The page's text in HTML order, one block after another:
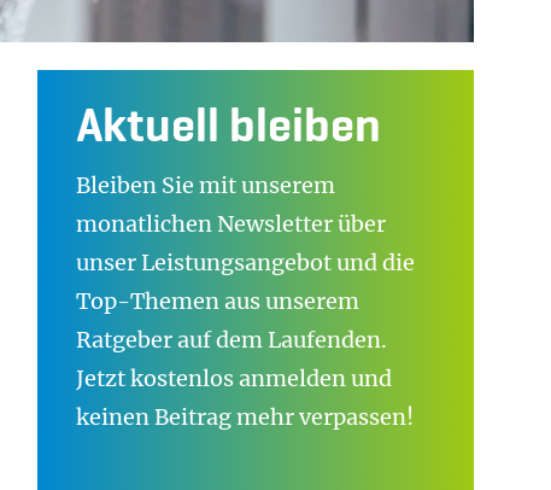
Aktuell bleiben
Bleiben Sie mit unserem
monatlichen Newsletter über
unser Leistungsangebot und die
Top-Themen aus unserem
Ratgeber auf dem Laufenden.
Jetzt kostenlos anmelden und
keinen Beitrag mehr verpassen!